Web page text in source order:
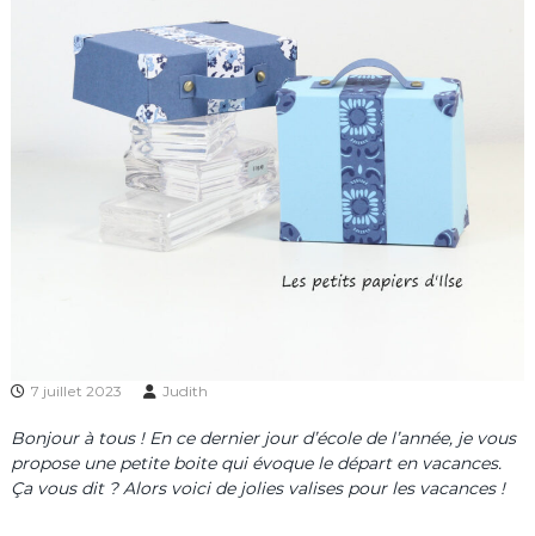
7 juillet 2023 Judith
Bonjour à tous ! En ce dernier jour d’école de l’année, je vous
propose une petite boite qui évoque le départ en vacances.
Ça vous dit ? Alors voici de jolies valises pour les vacances !